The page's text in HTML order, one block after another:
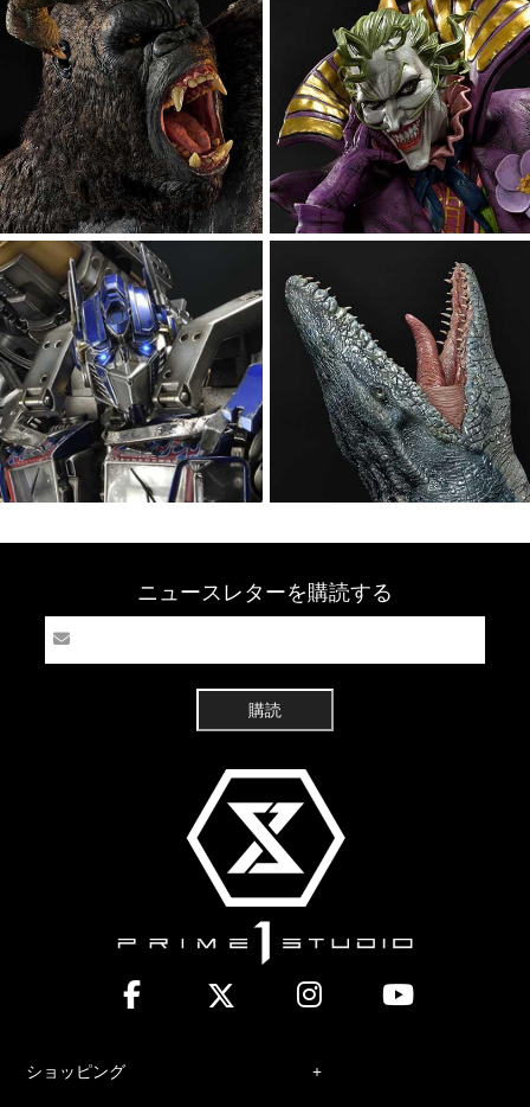
ニュースレターを購読する
購読
ショッピング